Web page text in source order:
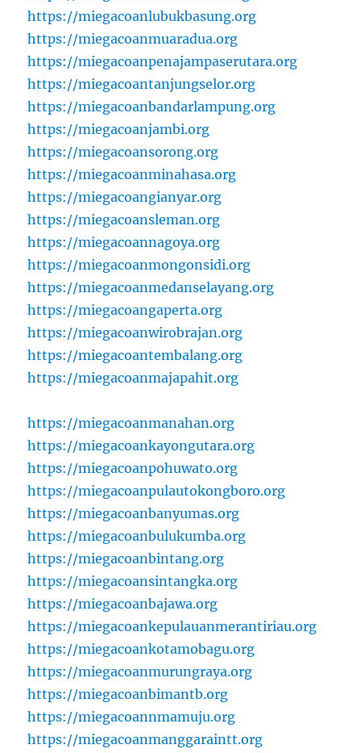
https://miegacoanlubukbasung.org
https://miegacoanmuaradua.org
https://miegacoanpenajampaserutara.org
https://miegacoantanjungselor.org
https://miegacoanbandarlampung.org
https://miegacoanjambi.org
https://miegacoansorong.org
https://miegacoanminahasa.org
https://miegacoangianyar.org
https://miegacoansleman.org
https://miegacoannagoya.org
https://miegacoanmongonsidi.org
https://miegacoanmedanselayang.org
https://miegacoangaperta.org
https://miegacoanwirobrajan.org
https://miegacoantembalang.org
https://miegacoanmajapahit.org
https://miegacoanmanahan.org
https://miegacoankayongutara.org
https://miegacoanpohuwato.org
https://miegacoanpulautokongboro.org
https://miegacoanbanyumas.org
https://miegacoanbulukumba.org
https://miegacoanbintang.org
https://miegacoansintangka.org
https://miegacoanbajawa.org
https://miegacoankepulauanmerantiriau.org
https://miegacoankotamobagu.org
https://miegacoanmurungraya.org
https://miegacoanbimantb.org
https://miegacoannmamuju.org
https://miegacoanmanggaraintt.org